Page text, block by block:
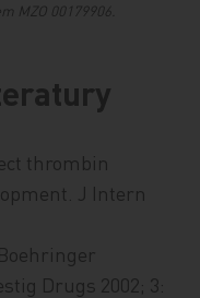
MZO 00179906.
thrombin
J Intern
Drugs 2002; 3: